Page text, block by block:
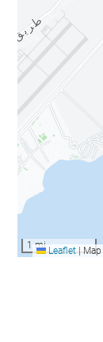
1 miLeaflet |Map